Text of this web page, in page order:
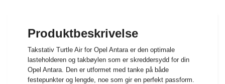
Produktbeskrivelse
Takstativ Turtle Air for Opel Antara er den optimale
lasteholderen og takbøylen som er skreddersydd for din
Opel Antara. Den er utformet med tanke på både
festepunkter og lengde, noe som gir en perfekt passform.